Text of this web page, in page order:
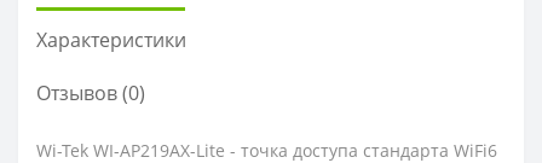
Характеристики
Отзывов (0)
Wi-Tek WI-AP219AX-Lite - точка доступа стандарта WiFi6